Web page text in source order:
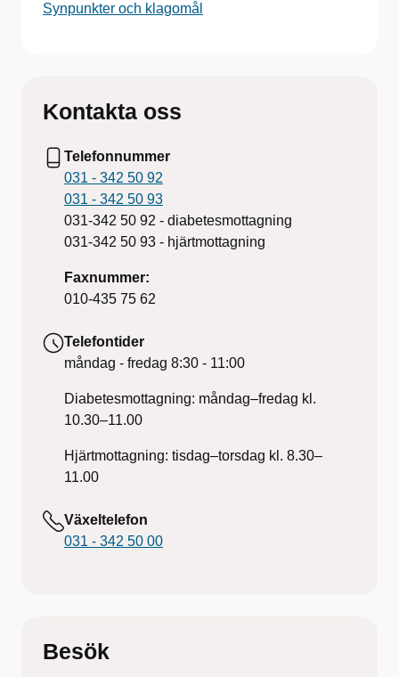
Synpunkter och klagomål
Kontakta oss
Telefonnummer
031 - 342 50 92
031 - 342 50 93
031-342 50 92 - diabetesmottagning
031-342 50 93 - hjärtmottagning
Faxnummer:
010-435 75 62
Telefontider
måndag - fredag 8:30 - 11:00
Diabetesmottagning: måndag–fredag kl.
10.30–11.00
Hjärtmottagning: tisdag–torsdag kl. 8.30–
11.00
Växeltelefon
031 - 342 50 00
Besök